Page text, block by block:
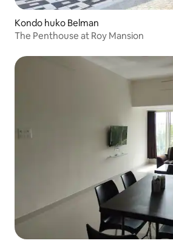
Kondo huko Belman
The Penthouse at Roy Mansion